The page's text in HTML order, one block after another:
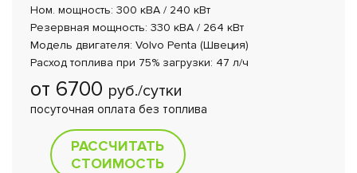
Ном. мощность: 300 кВА / 240 кВт
Резервная мощность: 330 кВА / 264 кВт
Модель двигателя: Volvo Penta (Швеция)
Расход топлива при 75% загрузки: 47 л/ч
от 6700 руб./сутки
посуточная оплата без топлива
РАССЧИТАТЬ
СТОИМОСТЬ